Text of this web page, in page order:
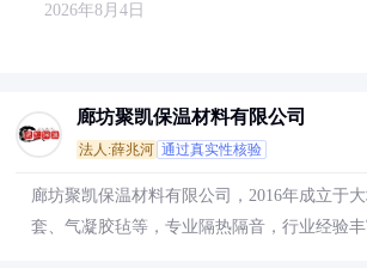
2026年8月4日
廊坊聚凯保温材料有限公司
法人:薛兆河 通过真实性核验
廊坊聚凯保温材料有限公司，2016年成立于
套、气凝胶毡等，专业隔热隔音，行业经验丰